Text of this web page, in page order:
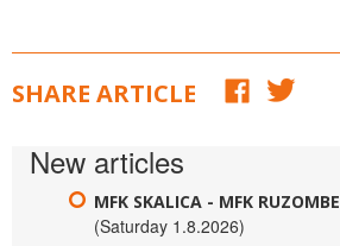
SHARE ARTICLE
New articles
MFK SKALICA - MFK
(Saturday 1.8.2026)